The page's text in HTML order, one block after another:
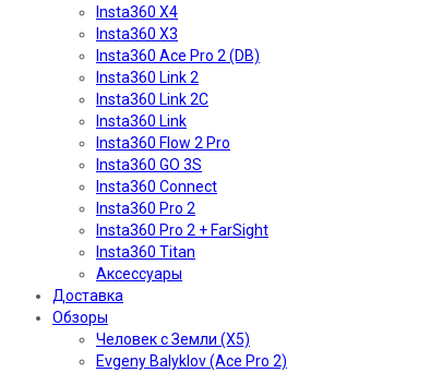
Insta360 X4
Insta360 X3
Insta360 Ace Pro 2 (DB)
Insta360 Link 2
Insta360 Link 2C
Insta360 Link
Insta360 Flow 2 Pro
Insta360 GO 3S
Insta360 Connect
Insta360 Pro 2
Insta360 Pro 2 + FarSight
Insta360 Titan
Аксессуары
Доставка
Обзоры
Человек с Земли (X5)
Evgeny Balyklov (Ace Pro 2)